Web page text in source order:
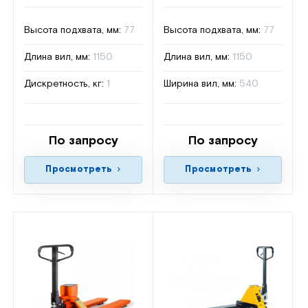
Высота подхвата, мм: 77
Длина вил, мм: 1150
Дискретность, кг: 1
По запросу
Просмотреть
Высота подхвата, мм: 77
Длина вил, мм: 1150
Ширина вил, мм: 540
По запросу
Просмотреть